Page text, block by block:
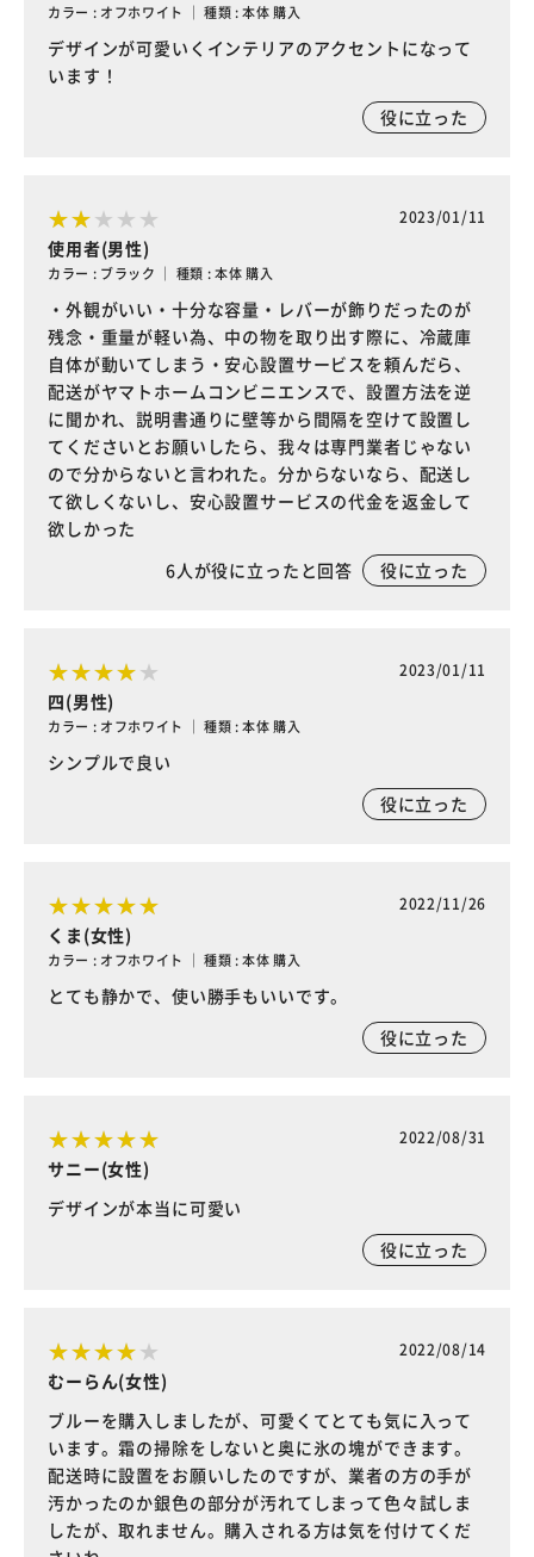
カラー : オフホワイト ｜ 種類 : 本体 購入
デザインが可愛いくインテリアのアクセントになって
います！
役に立った
2023/01/11
使用者(男性)
カラー : ブラック ｜ 種類 : 本体 購入
・外観がいい・十分な容量・レバーが飾りだったのが
残念・重量が軽い為、中の物を取り出す際に、冷蔵庫
自体が動いてしまう・安心設置サービスを頼んだら、
配送がヤマトホームコンビニエンスで、設置方法を逆
に聞かれ、説明書通りに壁等から間隔を空けて設置し
てくださいとお願いしたら、我々は専門業者じゃない
ので分からないと言われた。分からないなら、配送し
て欲しくないし、安心設置サービスの代金を返金して
欲しかった
6人が役に立ったと回答 役に立った
2023/01/11
四(男性)
カラー : オフホワイト ｜ 種類 : 本体 購入
シンプルで良い
役に立った
2022/11/26
くま(女性)
カラー : オフホワイト ｜ 種類 : 本体 購入
とても静かで、使い勝手もいいです。
役に立った
2022/08/31
サニー(女性)
デザインが本当に可愛い
役に立った
2022/08/14
むーらん(女性)
ブルーを購入しましたが、可愛くてとても気に入って
います。霜の掃除をしないと奥に氷の塊ができます。
配送時に設置をお願いしたのですが、業者の方の手が
汚かったのか銀色の部分が汚れてしまって色々試しま
したが、取れません。購入される方は気を付けてくだ